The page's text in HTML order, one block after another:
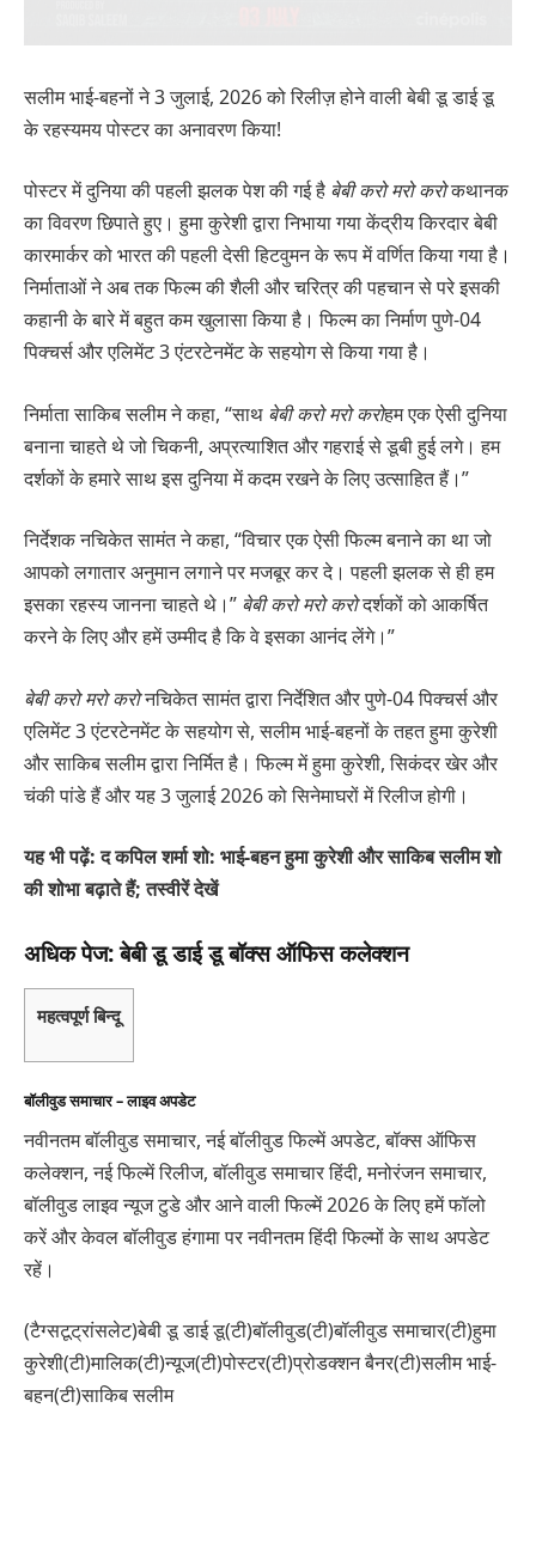
सलीम भाई-बहनों ने 3 जुलाई, 2026 को रिलीज़ होने वाली बेबी डू डाई डू
के रहस्यमय पोस्टर का अनावरण किया!
पोस्टर में दुनिया की पहली झलक पेश की गई है बेबी करो मरो करोकथानक
का विवरण छिपाते हुए। हुमा कुरेशी द्वारा निभाया गया केंद्रीय किरदार बेबी
कारमार्कर को भारत की पहली देसी हिटवुमन के रूप में वर्णित किया गया है।
निर्माताओं ने अब तक फिल्म की शैली और चरित्र की पहचान से परे इसकी
कहानी के बारे में बहुत कम खुलासा किया है। फिल्म का निर्माण पुणे-04
पिक्चर्स और एलिमेंट 3 एंटरटेनमेंट के सहयोग से किया गया है।
निर्माता साकिब सलीम ने कहा, “साथ बेबी करो मरो करोहम एक ऐसी दुनिया
बनाना चाहते थे जो चिकनी, अप्रत्याशित और गहराई से डूबी हुई लगे। हम
दर्शकों के हमारे साथ इस दुनिया में कदम रखने के लिए उत्साहित हैं।”
निर्देशक नचिकेत सामंत ने कहा, “विचार एक ऐसी फिल्म बनाने का था जो
आपको लगातार अनुमान लगाने पर मजबूर कर दे। पहली झलक से ही हम
इसका रहस्य जानना चाहते थे।” बेबी करो मरो करोदर्शकों को आकर्षित
करने के लिए और हमें उम्मीद है कि वे इसका आनंद लेंगे।”
बेबी करो मरो करोनचिकेत सामंत द्वारा निर्देशित और पुणे-04 पिक्चर्स और
एलिमेंट 3 एंटरटेनमेंट के सहयोग से, सलीम भाई-बहनों के तहत हुमा कुरेशी
और साकिब सलीम द्वारा निर्मित है। फिल्म में हुमा कुरेशी, सिकंदर खेर और
चंकी पांडे हैं और यह 3 जुलाई 2026 को सिनेमाघरों में रिलीज होगी।
यह भी पढ़ें: द कपिल शर्मा शो: भाई-बहन हुमा कुरेशी और साकिब सलीम शो
की शोभा बढ़ाते हैं; तस्वीरें देखें
अधिक पेज: बेबी डू डाई डू बॉक्स ऑफिस कलेक्शन
महत्वपूर्ण बिन्दू
बॉलीवुड समाचार – लाइव अपडेट
नवीनतम बॉलीवुड समाचार, नई बॉलीवुड फिल्में अपडेट, बॉक्स ऑफिस
कलेक्शन, नई फिल्में रिलीज, बॉलीवुड समाचार हिंदी, मनोरंजन समाचार,
बॉलीवुड लाइव न्यूज टुडे और आने वाली फिल्में 2026 के लिए हमें फॉलो
करें और केवल बॉलीवुड हंगामा पर नवीनतम हिंदी फिल्मों के साथ अपडेट
रहें।
(टैग्सटूट्रांसलेट)बेबी डू डाई डू(टी)बॉलीवुड(टी)बॉलीवुड समाचार(टी)हुमा
कुरेशी(टी)मालिक(टी)न्यूज(टी)पोस्टर(टी)प्रोडक्शन बैनर(टी)सलीम भाई-
बहन(टी)साकिब सलीम